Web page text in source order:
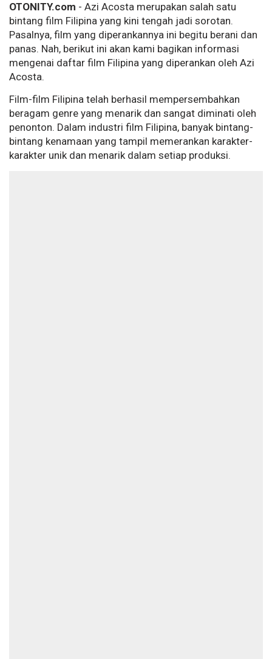
OTONITY.com - Azi Acosta merupakan salah satu
bintang film Filipina yang kini tengah jadi sorotan.
Pasalnya, film yang diperankannya ini begitu berani dan
panas. Nah, berikut ini akan kami bagikan informasi
mengenai daftar film Filipina yang diperankan oleh Azi
Acosta.
Film-film Filipina telah berhasil mempersembahkan
beragam genre yang menarik dan sangat diminati oleh
penonton. Dalam industri film Filipina, banyak bintang-
bintang kenamaan yang tampil memerankan karakter-
karakter unik dan menarik dalam setiap produksi.